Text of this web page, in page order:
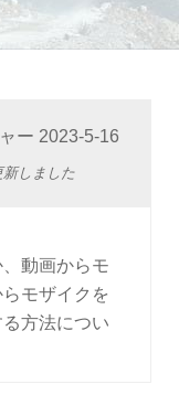
せ
ー 2023-5-16
新しました
動画からモ
モザイクを
方法につい